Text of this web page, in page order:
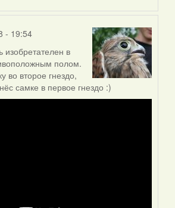
- 19:54
изобретателен в
полом.
во второе гнездо,
самке в первое гнездо :)